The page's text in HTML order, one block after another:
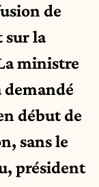
de
sur la
ministre
demandé
début de
sans le
président